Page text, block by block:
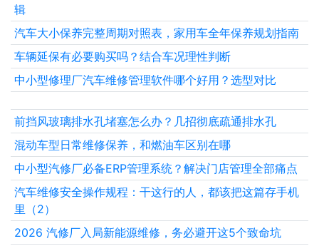
辑
汽车大小保养完整周期对照表，家用车全年保养规划指南
车辆延保有必要购买吗？结合车况理性判断
中小型修理厂汽车维修管理软件哪个好用？选型对比
前挡风玻璃排水孔堵塞怎么办？几招彻底疏通排水孔
混动车型日常维修保养，和燃油车区别在哪
中小型汽修厂必备ERP管理系统？解决门店管理全部痛点
汽车维修安全操作规程：干这行的人，都该把这篇存手机
里（2）
2026 汽修厂入局新能源维修，务必避开这5个致命坑